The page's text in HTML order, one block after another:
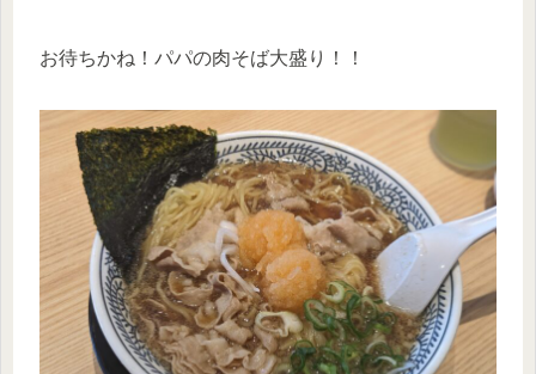
お待ちかね！パパの肉そば大盛り！！